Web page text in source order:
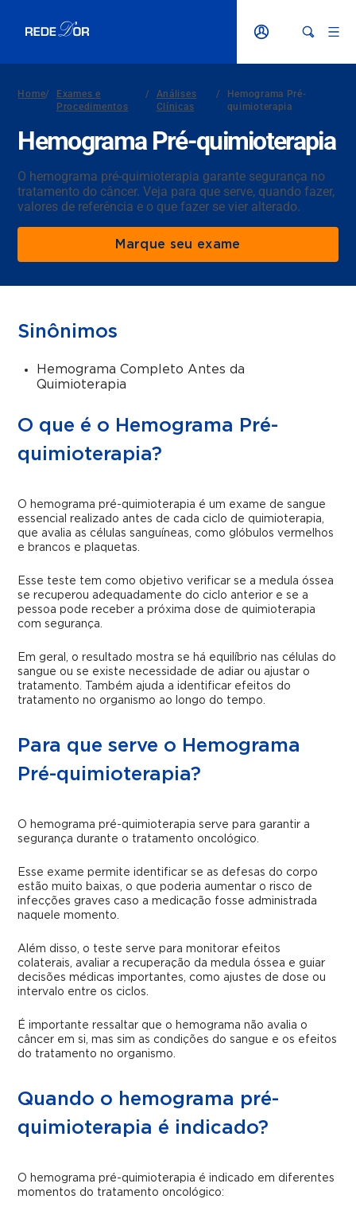
Home/
Exames e
Procedimentos
/
Análises
Clínicas
/
Hemograma Pré-
quimioterapia
Hemograma Pré-quimioterapia
O hemograma pré-quimioterapia garante segurança no
tratamento do câncer. Veja para que serve, quando fazer,
valores de referência e o que fazer se vier alterado.
Marque seu exame
Sinônimos
Hemograma Completo Antes da
Quimioterapia
O que é o Hemograma Pré-
quimioterapia?
O hemograma pré-quimioterapia é um exame de sangue
essencial realizado antes de cada ciclo de quimioterapia,
que avalia as células sanguíneas, como glóbulos vermelhos
e brancos e plaquetas.
Esse teste tem como objetivo verificar se a medula óssea
se recuperou adequadamente do ciclo anterior e se a
pessoa pode receber a próxima dose de quimioterapia
com segurança.
Em geral, o resultado mostra se há equilíbrio nas células do
sangue ou se existe necessidade de adiar ou ajustar o
tratamento. Também ajuda a identificar efeitos do
tratamento no organismo ao longo do tempo.
Para que serve o Hemograma
Pré-quimioterapia?
O hemograma pré-quimioterapia serve para garantir a
segurança durante o tratamento oncológico.
Esse exame permite identificar se as defesas do corpo
estão muito baixas, o que poderia aumentar o risco de
infecções graves caso a medicação fosse administrada
naquele momento.
Além disso, o teste serve para monitorar efeitos
colaterais, avaliar a recuperação da medula óssea e guiar
decisões médicas importantes, como ajustes de dose ou
intervalo entre os ciclos.
É importante ressaltar que o hemograma não avalia o
câncer em si, mas sim as condições do sangue e os efeitos
do tratamento no organismo.
Quando o hemograma pré-
quimioterapia é indicado?
O hemograma pré-quimioterapia é indicado em diferentes
momentos do tratamento oncológico: